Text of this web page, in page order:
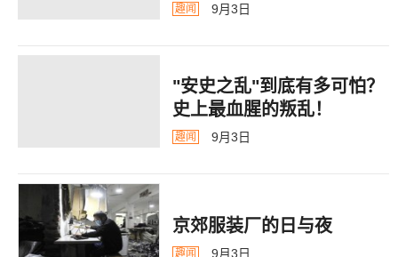
趣闻 9月3日
"安史之乱"到底有多可怕？
史上最血腥的叛乱！
趣闻 9月3日
京郊服装厂的日与夜
趣闻 9月3日